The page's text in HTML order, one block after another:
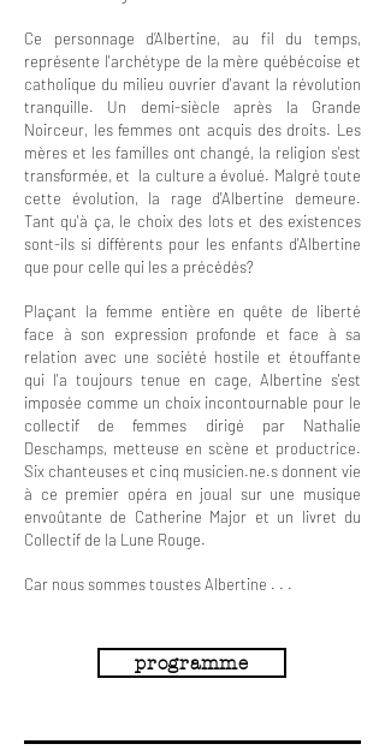
Ce personnage d’Albertine, au fil du temps,
représente l'archétype de la mère québécoise et
catholique du milieu ouvrier d'avant la révolution
tranquille. Un demi-siècle après la Grande
Noirceur, les femmes ont acquis des droits. Les
mères et les familles ont changé, la religion s'est
transformée, et la culture a évolué. Malgré toute
cette évolution, la rage d'Albertine demeure.
Tant qu'à ça, le choix des lots et des existences
sont-ils si différents pour les enfants d'Albertine
que pour celle qui les a précédés?
Plaçant la femme entière en quête de liberté
face à son expression profonde et face à sa
relation avec une société hostile et étouffante
qui l'a toujours tenue en cage, Albertine s'est
imposée comme un choix incontournable pour le
collectif de femmes dirigé par Nathalie
Deschamps, metteuse en scène et productrice.
Six chanteuses et cinq musicien.ne.s donnent vie
à ce premier opéra en joual sur une musique
envoûtante de Catherine Major et un livret du
Collectif de la Lune Rouge.
Car nous sommes toustes Albertine . . .
programme